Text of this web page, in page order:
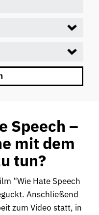
Speech –
mit dem
tun?
“Wie Hate Speech
Anschließend
zum Video statt, in